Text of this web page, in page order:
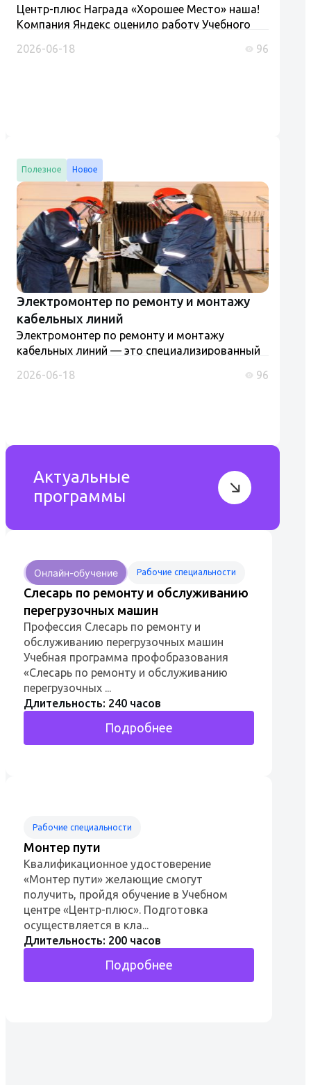
Центр-плюс Награда «Хорошее Место» наша!
Компания Яндекс оценило работу Учебного
«Хорошее место». Конечно мы к этому не
2026-06-18 96
Полезное Новое
Электромонтер по ремонту и монтажу
кабельных линий
Электромонтер по ремонту и монтажу
кабельных линий — это специализированный
ремонт и обслуживание кабельных линий,
2026-06-18 96
Актуальные
программы
Онлайн-обучение Рабочие специальности
Слесарь по ремонту и обслуживанию
перегрузочных машин
Профессия Слесарь по ремонту и
обслуживанию перегрузочных машин
Учебная программа профобразования
«Слесарь по ремонту и обслуживанию
перегрузочных ...
Длительность: 240 часов
Подробнее
Рабочие специальности
Монтер пути
Квалификационное удостоверение
«Монтер пути» желающие смогут
получить, пройдя обучение в Учебном
центре «Центр-плюс». Подготовка
осуществляется в кла...
Длительность: 200 часов
Подробнее